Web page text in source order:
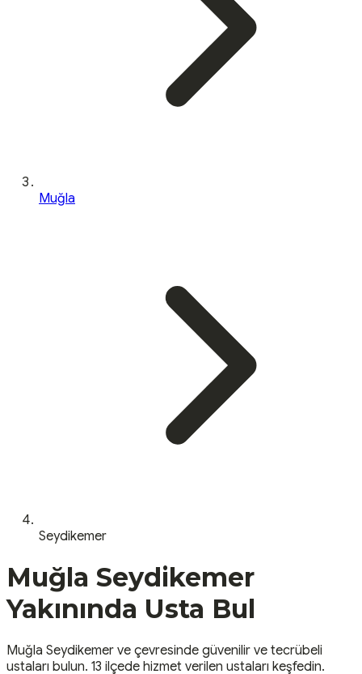
Muğla
Seydikemer
Muğla Seydikemer
Yakınında Usta Bul
Muğla Seydikemer ve çevresinde güvenilir ve tecrübeli
ustaları bulun. 13 ilçede hizmet verilen ustaları keşfedin.